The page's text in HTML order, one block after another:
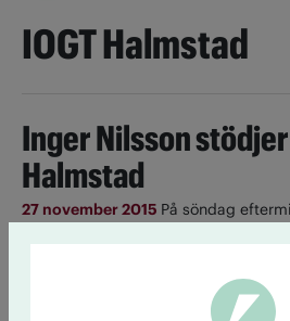
IOGT Halmstad
Inger Nilsson
Halmstad
27 november 2015 På söndag
Halmstad för att stödja IOGT-NTO:s